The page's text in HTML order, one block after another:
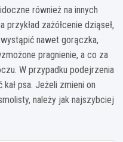
również na innych
zażółcenie dziąseł,
nawet gorączka,
pragnienie, a co za
W przypadku podejrzenia
psa. Jeżeli zmieni on
należy jak najszybciej